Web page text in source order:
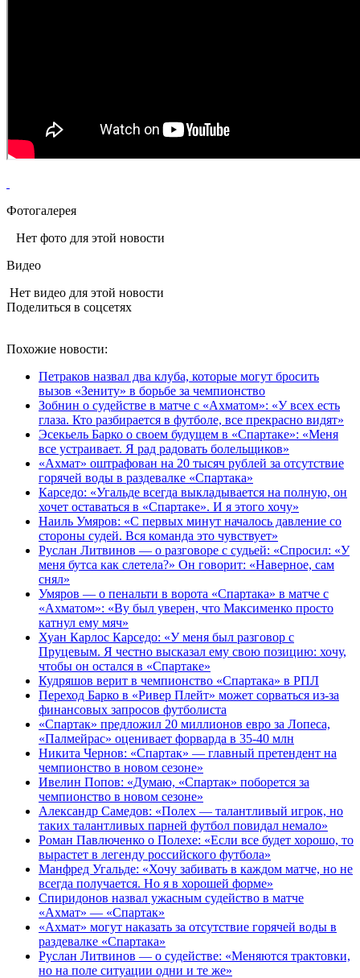
Фотогалерея
Нет фото для этой новости
Видео
Нет видео для этой новости
Поделиться в соцсетях
Похожие новости:
Петраков назвал два клуба, которые могут бросить
вызов «Зениту» в борьбе за чемпионство
Зобнин о судействе в матче с «Ахматом»: «У всех есть
глаза. Кто разбирается в футболе, все прекрасно видят»
Эсекьель Барко о своем будущем в «Спартаке»: «Меня
все устраивает. Я рад радовать болельщиков»
«Ахмат» оштрафован на 20 тысяч рублей за отсутствие
горячей воды в раздевалке «Спартака»
Карседо: «Угальде всегда выкладывается на полную, он
хочет оставаться в «Спартаке». И я этого хочу»
Наиль Умяров: «С первых минут началось давление со
стороны судей. Вся команда это чувствует»
Руслан Литвинов — о разговоре с судьей: «Спросил: «У
меня бутса как слетела?» Он говорит: «Наверное, сам
снял»
Умяров — о пенальти в ворота «Спартака» в матче с
«Ахматом»: «Ву был уверен, что Максименко просто
катнул ему мяч»
Хуан Карлос Карседо: «У меня был разговор с
Пруцевым. Я честно высказал ему свою позицию: хочу,
чтобы он остался в «Спартаке»
Кудряшов верит в чемпионство «Спартака» в РПЛ
Переход Барко в «Ривер Плейт» может сорваться из‑за
финансовых запросов футболиста
«Спартак» предложил 20 миллионов евро за Лопеса,
«Палмейрас» оценивает форварда в 35-40 млн
Никита Чернов: «Спартак» — главный претендент на
чемпионство в новом сезоне»
Ивелин Попов: «Думаю, «Спартак» поборется за
чемпионство в новом сезоне»
Александр Самедов: «Полех — талантливый игрок, но
таких талантливых парней футбол повидал немало»
Роман Павлюченко о Полехе: «Если все будет хорошо, то
вырастет в легенду российского футбола»
Манфред Угальде: «Хочу забивать в каждом матче, но не
всегда получается. Но я в хорошей форме»
Спиридонов назвал ужасным судейство в матче
«Ахмат» — «Спартак»
«Ахмат» могут наказать за отсутствие горячей воды в
раздевалке «Спартака»
Руслан Литвинов — о судействе: «Меняются трактовки,
но на поле ситуации одни и те же»